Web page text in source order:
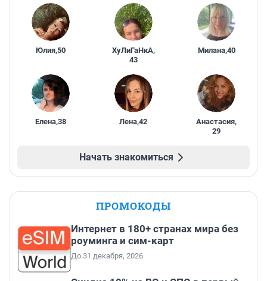
Юлия,50 ХуЛиГаНкА,
43
Милана,40
Елена,38 Лена,42 Анастасия,
29
Начать знакомиться
ПРОМОКОДЫ
Интернет в 180+ странах мира без
роуминга и сим-карт
До 31 декабря, 2026